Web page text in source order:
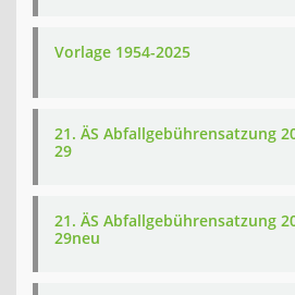
Vorlage 1954-2025
21. ÄS Abfallgebührensatzung
29
21. ÄS Abfallgebührensatzung
29neu